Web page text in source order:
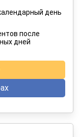
/ 8 249 руб.
месяцев
день
после
дней